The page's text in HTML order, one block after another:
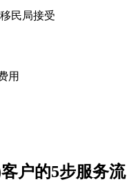
民局接受
用
户的5步服务流